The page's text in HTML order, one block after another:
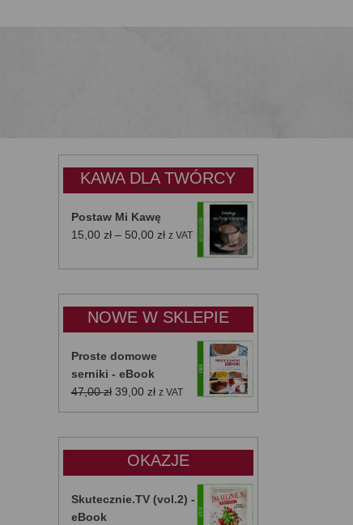
KAWA DLA TWÓRCY
Postaw Mi Kawę
15,00 zł – 50,00 złZakres
od
do
50,00 zł
z VAT
NOWE W SKLEPIE
Proste domowe
serniki - eBook
47,00zł Pierwotna
cena
39,00 złAktualna
cena
z VAT
OKAZJE
Skutecznie.TV (vol.2) -
eBook